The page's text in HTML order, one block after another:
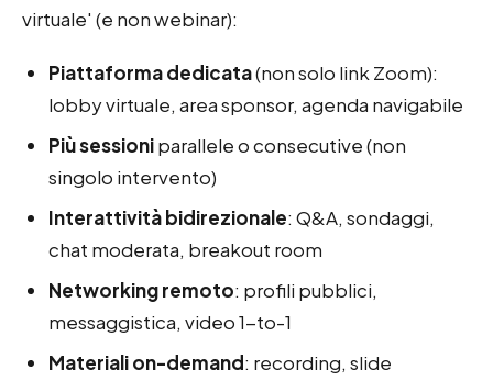
virtuale' (e non webinar):
Piattaforma dedicata(non solo link Zoom):
lobby virtuale, area sponsor, agenda navigabile
Più sessioniparallele o consecutive (non
singolo intervento)
Interattività bidirezionale: Q&A, sondaggi,
chat moderata, breakout room
Networking remoto: profili pubblici,
messaggistica, video 1-to-1
Materiali on-demand: recording, slide